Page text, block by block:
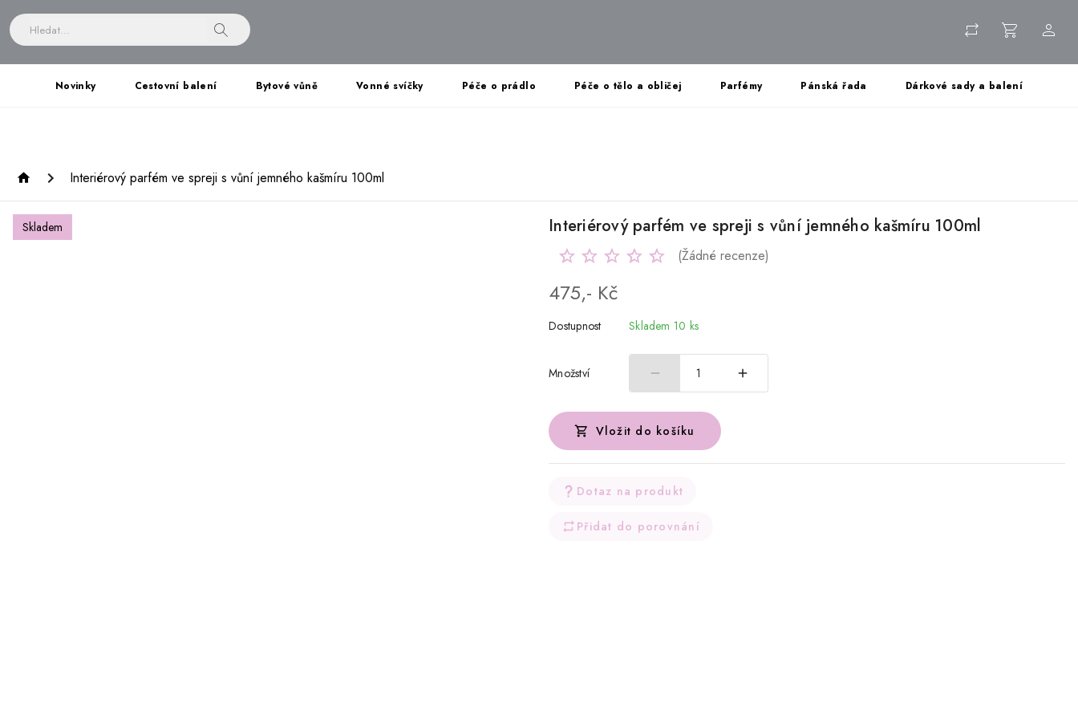
Novinky Cestovní balení Bytové vůně Vonné svíčky Péče o prádlo Péče o tělo a obličej Parfémy Pánská řada Dárkové sady a balení
Interiérový parfém ve spreji s vůní jemného kašmíru 100ml
Skladem Interiérový parfém ve spreji s vůní jemného kašmíru 100ml
(Žádné recenze)
475,- Kč
Dostupnost Skladem 10 ks
Množství 1
Vložit do košíku
Dotaz na produkt
Přidat do porovnání